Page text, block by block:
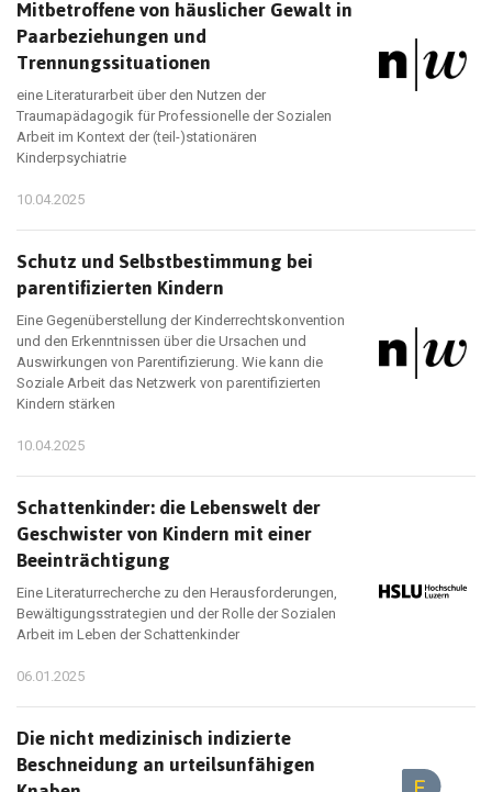
Mitbetroffene von häuslicher Gewalt in
Paarbeziehungen und
Trennungssituationen
eine Literaturarbeit über den Nutzen der
Traumapädagogik für Professionelle der Sozialen
Arbeit im Kontext der (teil-)stationären
Kinderpsychiatrie
10.04.2025
Schutz und Selbstbestimmung bei
parentifizierten Kindern
Eine Gegenüberstellung der Kinderrechtskonvention
und den Erkenntnissen über die Ursachen und
Auswirkungen von Parentifizierung. Wie kann die
Soziale Arbeit das Netzwerk von parentifizierten
Kindern stärken
10.04.2025
Schattenkinder: die Lebenswelt der
Geschwister von Kindern mit einer
Beeinträchtigung
Eine Literaturrecherche zu den Herausforderungen,
Bewältigungsstrategien und der Rolle der Sozialen
Arbeit im Leben der Schattenkinder
06.01.2025
Die nicht medizinisch indizierte
Beschneidung an urteilsunfähigen